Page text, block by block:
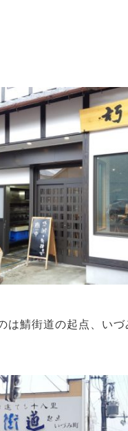
は鯖街道の起点、い